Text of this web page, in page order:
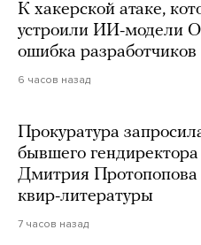
К хакерской атаке,
устроили ИИ-модели
ошибка разработчиков
6 часов назад
Прокуратура
бывшего
Дмитрия Протопопова
квир-литературы
7 часов назад